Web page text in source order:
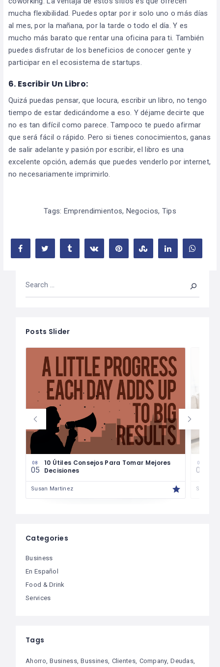
mucha flexibilidad. Puedes optar por ir solo uno o más días
al mes, por la mañana, por la tarde o todo el día. Y es
mucho más barato que rentar una oficina para ti. También
puedes disfrutar de los beneficios de conocer gente y
participar en el ecosistema de startups.
6. Escribir Un Libro:
Quizá puedas pensar, que locura, escribir un libro, no tengo
tiempo de estar dedicándome a eso. Y déjame decirte que
no es tan difícil como parece. Tampoco te puedo afirmar
que será fácil o rápido. Pero si tienes conocimientos, ganas
de salir adelante y pasión por escribir, el libro es una
excelente opción, además que puedes venderlo por internet,
no necesariamente imprimirlo.
Tags: Emprendimientos, Negocios, Tips
Posts Slider
08
05
10 Útiles Consejos Para Tomar Mejores
Decisiones
Susan Martinez
08
04
Susan
Categories
Business
En Español
Food & Drink
Services
Tags
Ahorro Business Bussines Clientes Company Deudas